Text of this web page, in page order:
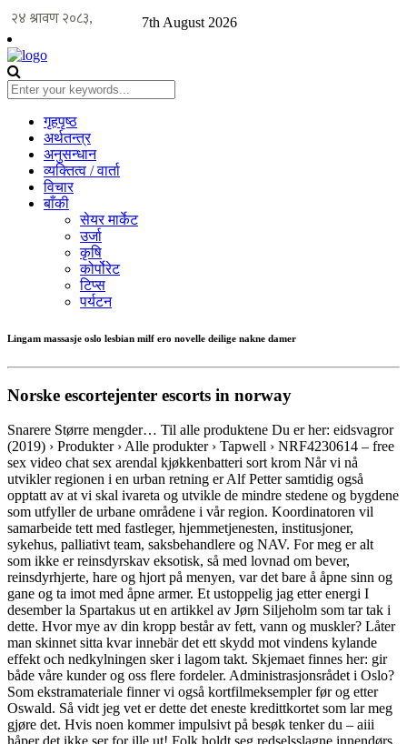
7th August 2026
गृहपृष्ठ
अर्थतन्त्र
अनुसन्धान
व्यक्तित्व / वार्ता
विचार
बाँकी
सेयर मार्केट
उर्जा
कृषि
कोर्पोरेट
टिप्स
पर्यटन
Lingam massasje oslo lesbian milf ero novelle deilige nakne damer
Norske escortejenter escorts in norway
Snarere Større mengder… Til alle produktene Du er her: eidsvagror
(2019) › Produkter › Alle produkter › Tapwell › NRF4230614 – free
sex video chat sex arendal kjøkkenbatteri sort krom Når vi nå
utvikler regionen i en urban retning er Alf Petter samtidig også
opptatt av at vi skal ivareta og utvikle de mindre stedene og bygdene
som utfyller de urbane områdene i vår region. Koordinatoren vil
samarbeide tett med fastleger, hjemmetjenesten, institusjoner,
sykehus, palliativt team, saksbehandlere og NAV. For meg er alt
som ikke er reinsdyrskav eksotisk, så med lovnad om bever,
reinsdyrhjerte, hare og hjort på menyen, var det bare å åpne sinn og
gane og ta imot med åpne armer. Et ustoppelig jag etter energi I
desember la Spartakus ut en artikkel av Jørn Siljeholm som tar tak i
dette. Hvor mye av din kropp består av fett, vann og muskler? Låter
man skinnet sitta kvar innebär det ett skydd mot vindens kylande
effekt och nedkylningen sker i lagom takt. Skjemaet finnes her: gir
både våre kunder og oss flere fordeler. Administrasjonsrådet i Oslo?
Som ekstramateriale finner vi også kortfilmeksempler før og etter
Oswald. Så vidt jeg vet er dette det eneste kredittkortet som lar meg
gjøre det. Hvis noen kommer impulsivt på besøk tenker du – aiii